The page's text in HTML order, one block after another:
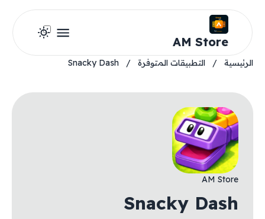
AM Store
الرئيسية / التطبيقات المتوفرة /
Snacky Dash
AM Store
Snacky Dash